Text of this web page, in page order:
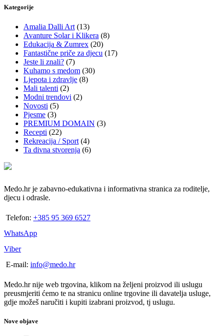
Kategorije
Amalia Dalli Art (13)
Avanture Solar i Klikera (8)
Edukacija & Zumrex (20)
Fantastične priče za djecu (17)
Jeste li znali? (7)
Kuhamo s medom (30)
Ljepota i zdravlje (8)
Mali talenti (2)
Modni trendovi (2)
Novosti (5)
Pjesme (3)
PREMIUM DOMAIN (3)
Recepti (22)
Rekreacija / Sport (4)
Ta divna stvorenja (6)
Medo.hr je zabavno-edukativna i informativna stranica za roditelje,
djecu i odrasle.
Telefon: +385 95 369 6527
WhatsApp
Viber
E-mail: info@medo.hr
Medo.hr nije web trgovina, klikom na željeni proizvod ili uslugu
preusmjeriti ćemo te na stranicu online trgovine ili davatelja usluge,
gdje možeš naručiti i kupiti izabrani proizvod, tj uslugu.
Nove objave